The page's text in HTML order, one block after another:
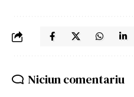
Niciun comentariu